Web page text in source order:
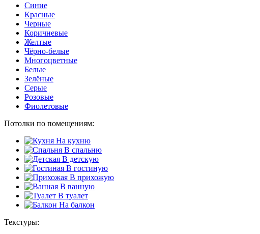
Синие
Красные
Черные
Коричневые
Желтые
Чёрно-белые
Многоцветные
Белые
Зелёные
Серые
Розовые
Фиолетовые
Потолки по помещениям:
На кухню
В спальню
В детскую
В гостиную
В прихожую
В ванную
В туалет
На балкон
Текстуры: